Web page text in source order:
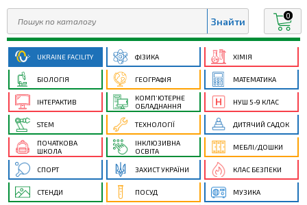
0
UKRAINE FACILITY ФІЗИКА ХІМІЯ
БІОЛОГІЯ ГЕОГРАФІЯ МАТЕМАТИКА
ІНТЕРАКТИВ
КОМП’ЮТЕРНЕ
ОБЛАДНАННЯ
НУШ 5-9 КЛАС
STEM ТЕХНОЛОГІЇ ДИТЯЧИЙ САДОК
ПОЧАТКОВА
ШКОЛА
ІНКЛЮЗИВНА
ОСВІТА
МЕБЛІ/ДОШКИ
СПОРТ ЗАХИСТ УКРАЇНИ КЛАС БЕЗПЕКИ
СТЕНДИ ПОСУД МУЗИКА